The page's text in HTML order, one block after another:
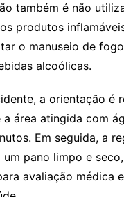
também é não
produtos
o manuseio de
alcoólicas.
a orientação é
a área atingida com
Em seguida, a
pano limpo e
avaliação médica